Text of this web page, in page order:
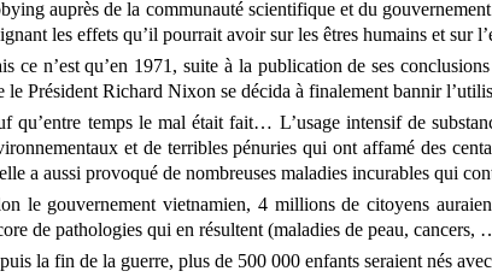
auprès de la communauté scientifique et du
les effets qu’il pourrait avoir sur les êtres humains et sur
ce n’est qu’en 1971, suite à la publication de ses
le Président Richard Nixon se décida à finalement bannir
qu’entre temps le mal était fait… L’usage intensif de
et de terribles pénuries qui ont affamé des
a aussi provoqué de nombreuses maladies incurables qui
le gouvernement vietnamien, 4 millions de citoyens
de pathologies qui en résultent (maladies de peau, cancers,
la fin de la guerre, plus de 500 000 enfants seraient nés